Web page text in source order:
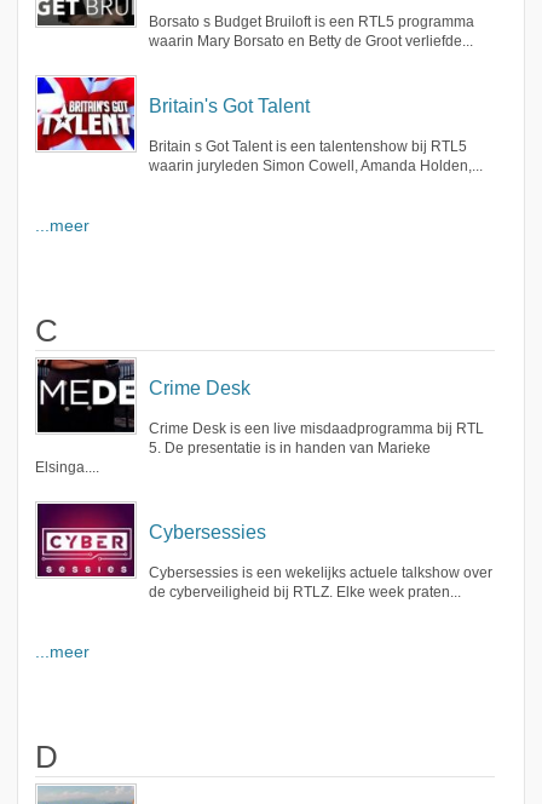
Borsato s Budget Bruiloft is een RTL5 programma
waarin Mary Borsato en Betty de Groot verliefde...
Britain's Got Talent
Britain s Got Talent is een talentenshow bij RTL5
waarin juryleden Simon Cowell, Amanda Holden,...
...meer
C
Crime Desk
Crime Desk is een live misdaadprogramma bij RTL
5. De presentatie is in handen van Marieke
Elsinga....
Cybersessies
Cybersessies is een wekelijks actuele talkshow over
de cyberveiligheid bij RTLZ. Elke week praten...
...meer
D